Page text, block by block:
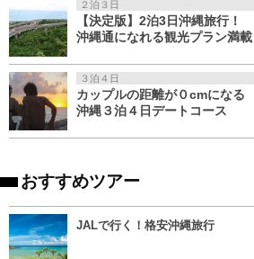
２泊３日
【決定版】2泊3日沖縄旅行！
沖縄通になれる観光プラン満載
３泊４日
カップルの距離が０cmになる
沖縄３泊４日デートコース
おすすめツアー
JALで行く！格安沖縄旅行